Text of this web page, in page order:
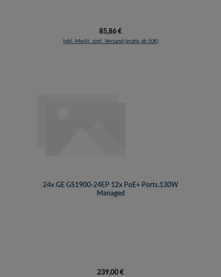
Regulärer Preis:
85,86 €
inkl. MwSt. zzgl. Versand (gratis ab 50€)
24x GE GS1900-24EP 12x PoE+ Ports.130W
Managed
Regulärer Preis:
239,00 €